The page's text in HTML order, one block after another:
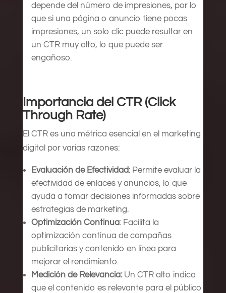
depende del número de impresiones, por lo
que si una página o anuncio tiene pocas
impresiones, un solo clic puede resultar en
un CTR muy alto, lo que puede ser
engañoso.
Importancia del CTR (Click
Through Rate)
El CTR es una métrica esencial en el marketing
digital por varias razones:
Evaluación de Efectividad: Permite evaluar la
efectividad de enlaces y anuncios, lo que
ayuda a tomar decisiones informadas sobre
estrategias de marketing.
Optimización Continua: Facilita la
optimización continua de campañas
publicitarias y contenido en línea para
mejorar el rendimiento.
Medición de Relevancia:Un CTR alto indica
que el contenido es relevante para el público